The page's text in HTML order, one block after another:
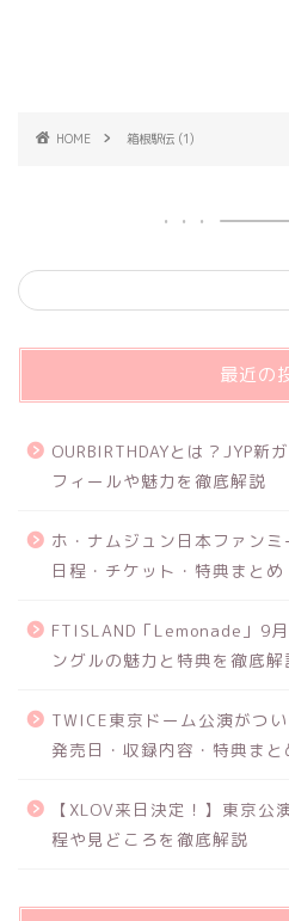
HOME 箱根駅伝 (1)
最近の
OURBIRTHDAYとは？JYP新
フィールや魅力を徹底解説
ホ・ナムジュン日本ファン
日程・チケット・特典まとめ
FTISLAND「Lemonade」9
ングルの魅力と特典を徹底解
TWICE東京ドーム公演がつ
発売日・収録内容・特典まと
【XLOV来日決定！】東京公
程や見どころを徹底解説